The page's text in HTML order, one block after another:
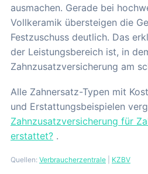
ausmachen. Gerade bei
Vollkeramik übersteigen die
Festzuschuss deutlich. Das
der Leistungsbereich ist, in
Zahnzusatzversicherung am
Alle Zahnersatz-Typen mit
und Erstattungsbeispielen
Zahnzusatzversicherung für
erstattet? .
Quellen: Verbraucherzentrale KZBV